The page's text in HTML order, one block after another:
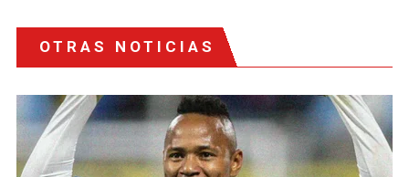
OTRAS NOTICIAS